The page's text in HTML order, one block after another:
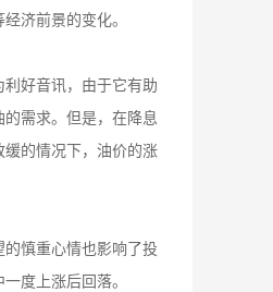
济前景的变化。
好音讯，由于它有助
需求。但是，在降息
的情况下，油价的涨
慎重心情也影响了投
度上涨后回落。